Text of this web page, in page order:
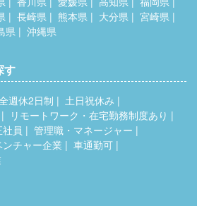
長崎県 熊本県 大分県
宮崎県
県
沖縄県
す
週休2日制
土日祝休み
リモートワーク・在宅勤務制度あり
社員
管理職・マネージャー
ンチャー企業
車通勤可